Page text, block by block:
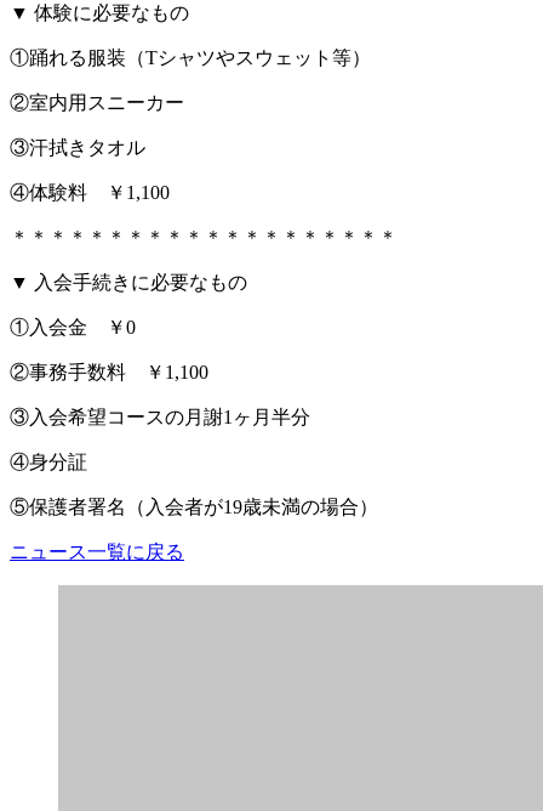
▼ 体験に必要なもの
①踊れる服装（Tシャツやスウェット等）
②室内用スニーカー
③汗拭きタオル
④体験料 ￥1,100
＊＊＊＊＊＊＊＊＊＊＊＊＊＊＊＊＊＊＊＊
▼ 入会手続きに必要なもの
①入会金 ￥0
②事務手数料 ￥1,100
③入会希望コースの月謝1ヶ月半分
④身分証
⑤保護者署名（入会者が19歳未満の場合）
ニュース一覧に戻る